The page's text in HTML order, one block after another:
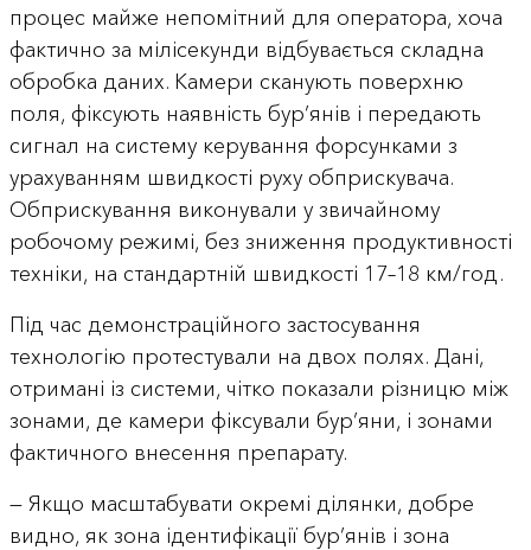
процес майже непомітний для оператора, хоча
фактично за мілісекунди відбувається складна
обробка даних. Камери сканують поверхню
поля, фіксують наявність бур’янів і передають
сигнал на систему керування форсунками з
урахуванням швидкості руху обприскувача.
Обприскування виконували у звичайному
робочому режимі, без зниження продуктивності
техніки, на стандартній швидкості 17–18 км/год.
Під час демонстраційного застосування
технологію протестували на двох полях. Дані,
отримані із системи, чітко показали різницю між
зонами, де камери фіксували бур’яни, і зонами
фактичного внесення препарату.
— Якщо масштабувати окремі ділянки, добре
видно, як зона ідентифікації бур’янів і зона